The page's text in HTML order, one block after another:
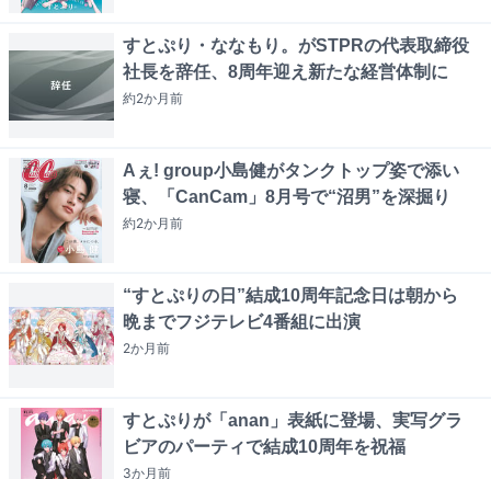
すとぷり・ななもり。がSTPRの代表取締役
社長を辞任、8周年迎え新たな経営体制に
約2か月前
Aぇ! group小島健がタンクトップ姿で添い
寝、「CanCam」8月号で“沼男”を深掘り
約2か月前
“すとぷりの日”結成10周年記念日は朝から
晩までフジテレビ4番組に出演
2か月前
すとぷりが「anan」表紙に登場、実写グラ
ビアのパーティで結成10周年を祝福
3か月前